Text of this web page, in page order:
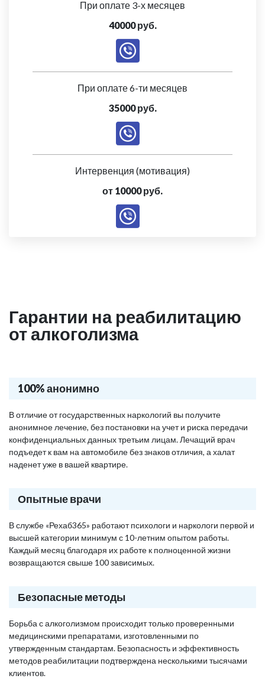
При оплате 3-х месяцев
40000 руб.
При оплате 6-ти месяцев
35000 руб.
Интервенция (мотивация)
от 10000 руб.
Гарантии на реабилитацию
от алкоголизма
100% анонимно
В отличие от государственных наркологий вы получите
анонимное лечение, без постановки на учет и риска передачи
конфиденциальных данных третьим лицам. Лечащий врач
подъедет к вам на автомобиле без знаков отличия, а халат
наденет уже в вашей квартире.
Опытные врачи
В службе «Рехаб365» работают психологи и наркологи первой и
высшей категории минимум с 10-летним опытом работы.
Каждый месяц благодаря их работе к полноценной жизни
возвращаются свыше 100 зависимых.
Безопасные методы
Борьба с алкоголизмом происходит только проверенными
медицинскими препаратами, изготовленными по
утвержденным стандартам. Безопасность и эффективность
методов реабилитации подтверждена несколькими тысячами
клиентов.